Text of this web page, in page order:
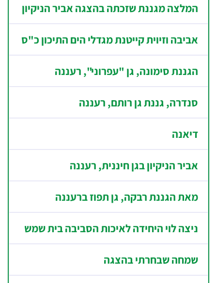
המלצה מגננת שזכתה בהצגה אביר הניקיון
אביבה וזיוית קייטנת מגדלי הים התיכון כ"ס
הגננת סימונה, גן "עפרוני", רעננה
סנדרה, גננת גן רותם, רעננה
דיאנה
אביר הניקיון בגן חיננית, רעננה
מאת הגננת רבקה, גן תפוז ברעננה
ניצה לוי היחידה לאיכות הסביבה בית שמש
שמחה שבחרתי בהצגה